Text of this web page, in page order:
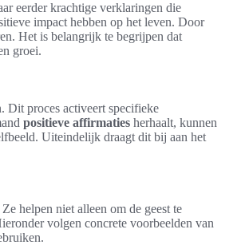
eerder krachtige verklaringen die
impact hebben op het leven. Door
Het is belangrijk te begrijpen dat
groei.
Dit proces activeert specifieke
positieve affirmaties herhaalt, kunnen
Uiteindelijk draagt dit bij aan het
helpen niet alleen om de geest te
volgen concrete voorbeelden van